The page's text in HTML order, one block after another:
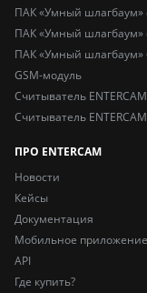
ПАК «Умный
ПАК «Умный
ПАК «Умный шлагбаум»
GSM-модуль
Считыватель
Считыватель
ПРО ENTERCAM
Новости
Кейсы
Документация
Мобильное приложение
API
Где купить?